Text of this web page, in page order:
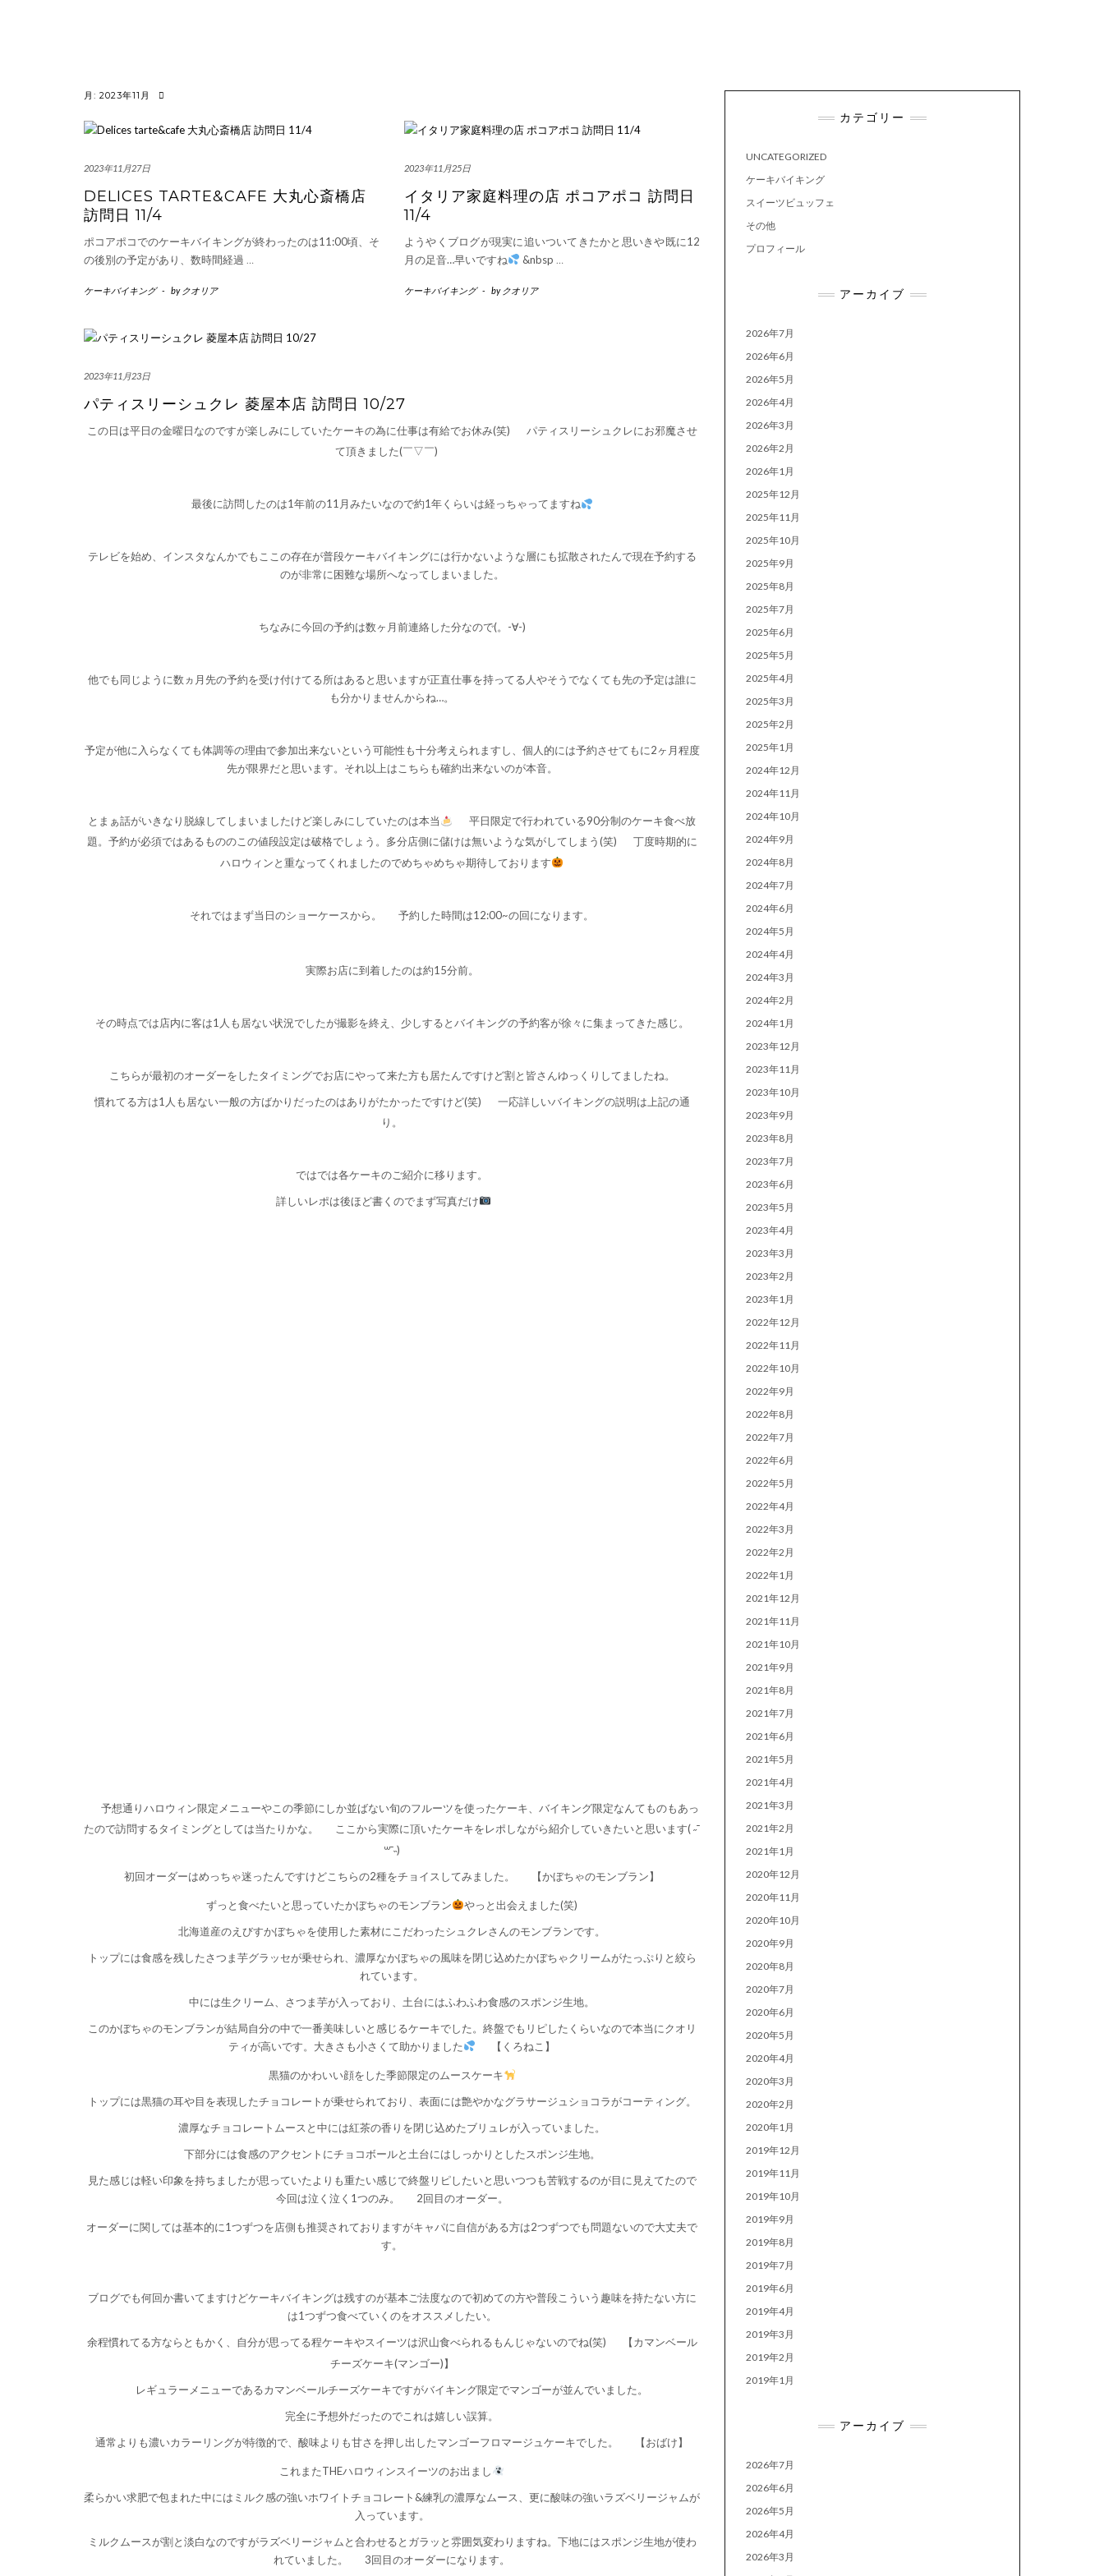
月: 2023年11月
2023年11月27日
DELICES TARTE&CAFE 大丸心斎橋店
訪問日 11/4
ポコアポコでのケーキバイキングが終わったのは11:00頃、そ
の後別の予定があり、数時間経過 …
ケーキバイキング - by クオリア
2023年11月25日
イタリア家庭料理の店 ポコアポコ 訪問日
11/4
ようやくブログが現実に追いついてきたかと思いきや既に12
月の足音…早いですね
&nbsp …
ケーキバイキング - by クオリア
2023年11月23日
パティスリーシュクレ 菱屋本店 訪問日 10/27
この日は平日の金曜日なのですが楽しみにしていたケーキの為に仕事は有給でお休み(笑)
パティスリーシュクレにお邪魔させ
て頂きました(￣▽￣)ゞ
最後に訪問したのは1年前の11月みたいなので約1年くらいは経っちゃってますね
テレビを始め、インスタなんかでもここの存在が普段ケーキバイキングには行かないような層にも拡散されたんで現在予約する
のが非常に困難な場所へなってしまいました。
ちなみに今回の予約は数ヶ月前連絡した分なので(。-∀-)
他でも同じように数ヵ月先の予約を受け付けてる所はあると思いますが正直仕事を持ってる人やそうでなくても先の予定は誰に
も分かりませんからね…。
予定が他に入らなくても体調等の理由で参加出来ないという可能性も十分考えられますし、個人的には予約させてもに2ヶ月程度
先が限界だと思います。それ以上はこちらも確約出来ないのが本音。
とまぁ話がいきなり脱線してしまいましたけど楽しみにしていたのは本当
平日限定で行われている90分制のケーキ食べ放
題。予約が必須ではあるもののこの値段設定は破格でしょう。多分店側に儲けは無いような気がしてしまう(笑)
丁度時期的に
ハロウィンと重なってくれましたのでめちゃめちゃ期待しております
それではまず当日のショーケースから。 予約した時間は12:00~の回になります。
実際お店に到着したのは約15分前。
その時点では店内に客は1人も居ない状況でしたが撮影を終え、少しするとバイキングの予約客が徐々に集まってきた感じ。
こちらが最初のオーダーをしたタイミングでお店にやって来た方も居たんですけど割と皆さんゆっくりしてましたね。
慣れてる方は1人も居ない一般の方ばかりだったのはありがたかったですけど(笑)
一応詳しいバイキングの説明は上記の通
り。
ではでは各ケーキのご紹介に移ります。
詳しいレポは後ほど書くのでまず写真だけ
予想通りハロウィン限定メニューやこの季節にしか並ばない旬のフルーツを使ったケーキ、バイキング限定なんてものもあっ
たので訪問するタイミングとしては当たりかな。
ここから実際に頂いたケーキをレポしながら紹介していきたいと思います( ˶¯
꒳¯˵)
初回オーダーはめっちゃ迷ったんですけどこちらの2種をチョイスしてみました。
【かぼちゃのモンブラン】
ずっと食べたいと思っていたかぼちゃのモンブラン
やっと出会えました(笑)
北海道産のえびすかぼちゃを使用した素材にこだわったシュクレさんのモンブランです。
トップには食感を残したさつま芋グラッセが乗せられ、濃厚なかぼちゃの風味を閉じ込めたかぼちゃクリームがたっぷりと絞ら
れています。
中には生クリーム、さつま芋が入っており、土台にはふわふわ食感のスポンジ生地。
このかぼちゃのモンブランが結局自分の中で一番美味しいと感じるケーキでした。終盤でもリピしたくらいなので本当にクオリ
ティが高いです。大きさも小さくて助かりました
【くろねこ】
黒猫のかわいい顔をした季節限定のムースケーキ
トップには黒猫の耳や目を表現したチョコレートが乗せられており、表面には艶やかなグラサージュショコラがコーティング。
濃厚なチョコレートムースと中には紅茶の香りを閉じ込めたブリュレが入っていました。
下部分には食感のアクセントにチョコボールと土台にはしっかりとしたスポンジ生地。
見た感じは軽い印象を持ちましたが思っていたよりも重たい感じで終盤リピしたいと思いつつも苦戦するのが目に見えてたので
今回は泣く泣く1つのみ。
2回目のオーダー。
オーダーに関しては基本的に1つずつを店側も推奨されておりますがキャパに自信がある方は2つずつでも問題ないので大丈夫で
す。
ブログでも何回か書いてますけどケーキバイキングは残すのが基本ご法度なので初めての方や普段こういう趣味を持たない方に
は1つずつ食べていくのをオススメしたい。
余程慣れてる方ならともかく、自分が思ってる程ケーキやスイーツは沢山食べられるもんじゃないのでね(笑)
【カマンベール
チーズケーキ(マンゴー)】
レギュラーメニューであるカマンベールチーズケーキですがバイキング限定でマンゴーが並んでいました。
完全に予想外だったのでこれは嬉しい誤算。
通常よりも濃いカラーリングが特徴的で、酸味よりも甘さを押し出したマンゴーフロマージュケーキでした。
【おばけ】
これまたTHEハロウィンスイーツのお出まし
柔らかい求肥で包まれた中にはミルク感の強いホワイトチョコレート&練乳の濃厚なムース、更に酸味の強いラズベリージャムが
入っています。
ミルクムースが割と淡白なのですがラズベリージャムと合わせるとガラッと雰囲気変わりますね。下地にはスポンジ生地が使わ
れていました。
3回目のオーダーになります。
カテゴリー
UNCATEGORIZED
ケーキバイキング
スイーツビュッフェ
その他
プロフィール
アーカイブ
2026年7月
2026年6月
2026年5月
2026年4月
2026年3月
2026年2月
2026年1月
2025年12月
2025年11月
2025年10月
2025年9月
2025年8月
2025年7月
2025年6月
2025年5月
2025年4月
2025年3月
2025年2月
2025年1月
2024年12月
2024年11月
2024年10月
2024年9月
2024年8月
2024年7月
2024年6月
2024年5月
2024年4月
2024年3月
2024年2月
2024年1月
2023年12月
2023年11月
2023年10月
2023年9月
2023年8月
2023年7月
2023年6月
2023年5月
2023年4月
2023年3月
2023年2月
2023年1月
2022年12月
2022年11月
2022年10月
2022年9月
2022年8月
2022年7月
2022年6月
2022年5月
2022年4月
2022年3月
2022年2月
2022年1月
2021年12月
2021年11月
2021年10月
2021年9月
2021年8月
2021年7月
2021年6月
2021年5月
2021年4月
2021年3月
2021年2月
2021年1月
2020年12月
2020年11月
2020年10月
2020年9月
2020年8月
2020年7月
2020年6月
2020年5月
2020年4月
2020年3月
2020年2月
2020年1月
2019年12月
2019年11月
2019年10月
2019年9月
2019年8月
2019年7月
2019年6月
2019年4月
2019年3月
2019年2月
2019年1月
アーカイブ
2026年7月
2026年6月
2026年5月
2026年4月
2026年3月